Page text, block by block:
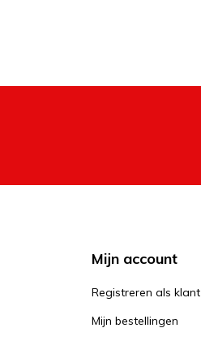
Mijn account
Registreren als klant
Mijn bestellingen